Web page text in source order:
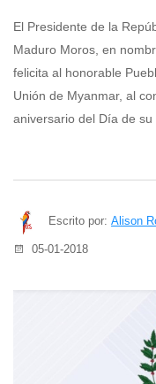
El Presidente de la
Maduro Moros, en
felicita al honorable
Unión de Myanmar, al
aniversario del Día de su
Escrito por: Alison
05-01-2018